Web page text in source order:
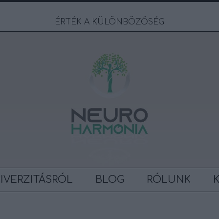
ÉRTÉK A KÜLÖNBÖZŐSÉG
BLOG RÓLUNK